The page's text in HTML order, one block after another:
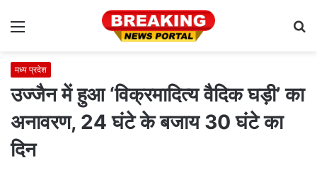
Menu
मध्य प्रदेश
उज्जैन में हुआ ‘विक्रमादित्य वैदिक घड़ी’ का
अनावरण, 24 घंटे के बजाय 30 घंटे का
दिन